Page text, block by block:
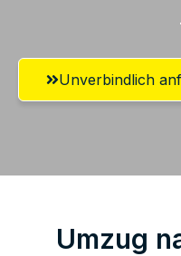
Unverbindlich
Umzug